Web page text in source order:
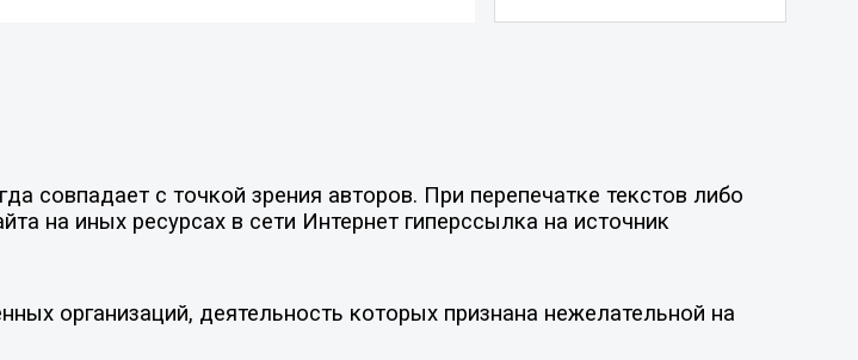
совпадает с точкой зрения авторов. При перепечатке текстов либо
на иных ресурсах в сети Интернет гиперссылка на источник
организаций, деятельность которых признана нежелательной на